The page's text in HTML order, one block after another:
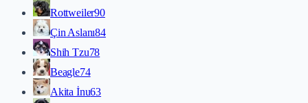
Rottweiler90
Çin Aslanı84
Shih Tzu78
Beagle74
Akita İnu63